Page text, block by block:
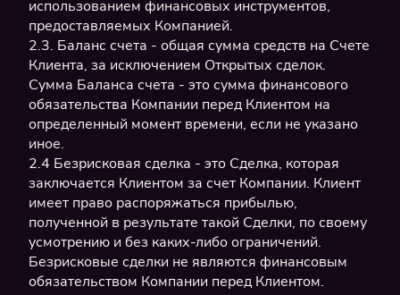
использованием финансовых инструментов,
предоставляемых Компанией.
2.3. Баланс счета - общая сумма средств на Счете
Клиента, за исключением Открытых сделок.
Сумма Баланса счета - это сумма финансового
обязательства Компании перед Клиентом на
определенный момент времени, если не указано
иное.
2.4 Безрисковая сделка - это Сделка, которая
заключается Клиентом за счет Компании. Клиент
имеет право распоряжаться прибылью,
полученной в результате такой Сделки, по своему
усмотрению и без каких-либо ограничений.
Безрисковые сделки не являются финансовым
обязательством Компании перед Клиентом.